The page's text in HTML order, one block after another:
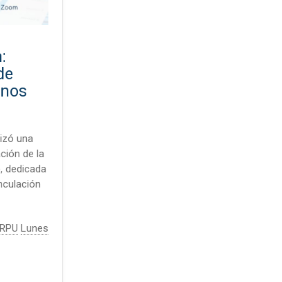
una
de la
dedicada
Lunes